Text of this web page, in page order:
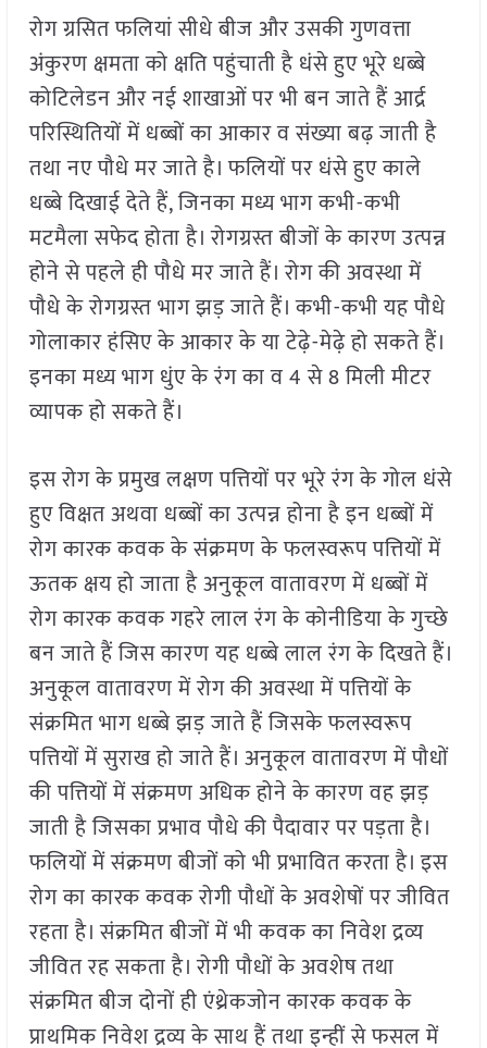
रोग ग्रसित फलियां सीधे बीज और उसकी गुणवत्ता
अंकुरण क्षमता को क्षति पहुंचाती है धंसे हुए भूरे धब्बे
कोटिलेडन और नई शाखाओं पर भी बन जाते हैं आर्द्र
परिस्थितियों में धब्बों का आकार व संख्या बढ़ जाती है
तथा नए पौधे मर जाते है। फलियों पर धंसे हुए काले
धब्बे दिखाई देते हैं, जिनका मध्य भाग कभी-कभी
मटमैला सफेद होता है। रोगग्रस्त बीजों के कारण उत्पन्न
होने से पहले ही पौधे मर जाते हैं। रोग की अवस्था में
पौधे के रोगग्रस्त भाग झड़ जाते हैं। कभी-कभी यह पौधे
गोलाकार हंसिए के आकार के या टेढ़े-मेढ़े हो सकते हैं।
इनका मध्य भाग धुंए के रंग का व 4 से 8 मिली मीटर
व्यापक हो सकते हैं।
इस रोग के प्रमुख लक्षण पत्तियों पर भूरे रंग के गोल धंसे
हुए विक्षत अथवा धब्बों का उत्पन्न होना है इन धब्बों में
रोग कारक कवक के संक्रमण के फलस्वरूप पत्तियों में
ऊतक क्षय हो जाता है अनुकूल वातावरण में धब्बों में
रोग कारक कवक गहरे लाल रंग के कोनीडिया के गुच्छे
बन जाते हैं जिस कारण यह धब्बे लाल रंग के दिखते हैं।
अनुकूल वातावरण में रोग की अवस्था में पत्तियों के
संक्रमित भाग धब्बे झड़ जाते हैं जिसके फलस्वरूप
पत्तियों में सुराख हो जाते हैं। अनुकूल वातावरण में पौधों
की पत्तियों में संक्रमण अधिक होने के कारण वह झड़
जाती है जिसका प्रभाव पौधे की पैदावार पर पड़ता है।
फलियों में संक्रमण बीजों को भी प्रभावित करता है। इस
रोग का कारक कवक रोगी पौधों के अवशेषों पर जीवित
रहता है। संक्रमित बीजों में भी कवक का निवेश द्रव्य
जीवित रह सकता है। रोगी पौधों के अवशेष तथा
संक्रमित बीज दोनों ही एंथ्रेकजोन कारक कवक के
प्राथमिक निवेश द्रव्य के साथ हैं तथा इन्हीं से फसल में